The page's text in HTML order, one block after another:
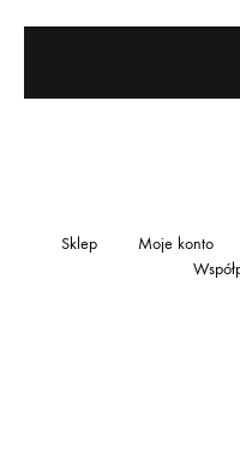
Sklep Moje konto